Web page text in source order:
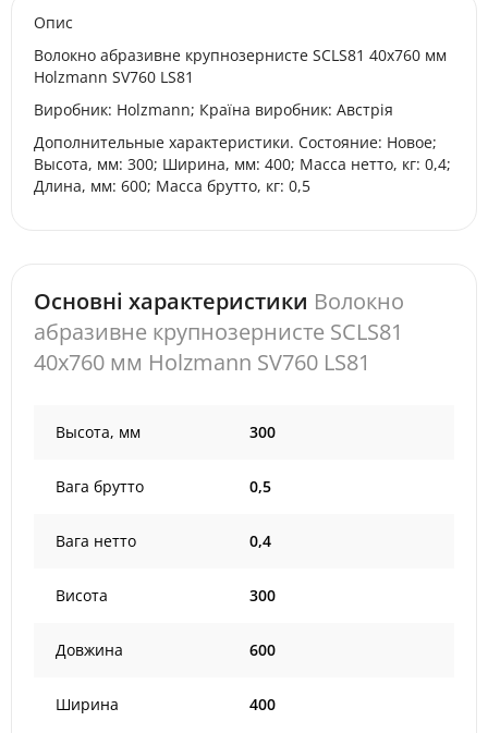
Опис
Волокно абразивне крупнозернисте SCLS81 40x760 мм
Holzmann SV760 LS81
Виробник: Holzmann; Країна виробник: Австрія
Дополнительные характеристики. Состояние: Новое;
Высота, мм: 300; Ширина, мм: 400; Масса нетто, кг: 0,4;
Длина, мм: 600; Масса брутто, кг: 0,5
Основні характеристики Волокно
абразивне крупнозернисте SCLS81
40x760 мм Holzmann SV760 LS81
Высота, мм 300
Вага брутто 0,5
Вага нетто 0,4
Висота 300
Довжина 600
Ширина 400